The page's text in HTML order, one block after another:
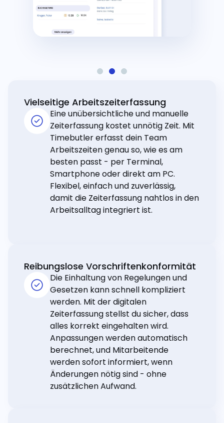
Vielseitige Arbeitszeiterfassung
Eine unübersichtliche und manuelle
Zeiterfassung kostet unnötig Zeit. Mit
Timebutler erfasst dein Team
Arbeitszeiten genau so, wie es am
besten passt - per Terminal,
Smartphone oder direkt am PC.
Flexibel, einfach und zuverlässig,
damit die Zeiterfassung nahtlos in den
Arbeitsalltag integriert ist.
Reibungslose Vorschriftenkonformität
Die Einhaltung von Regelungen und
Gesetzen kann schnell kompliziert
werden. Mit der digitalen
Zeiterfassung stellst du sicher, dass
alles korrekt eingehalten wird.
Anpassungen werden automatisch
berechnet, und Mitarbeitende
werden sofort informiert, wenn
Änderungen nötig sind - ohne
zusätzlichen Aufwand.